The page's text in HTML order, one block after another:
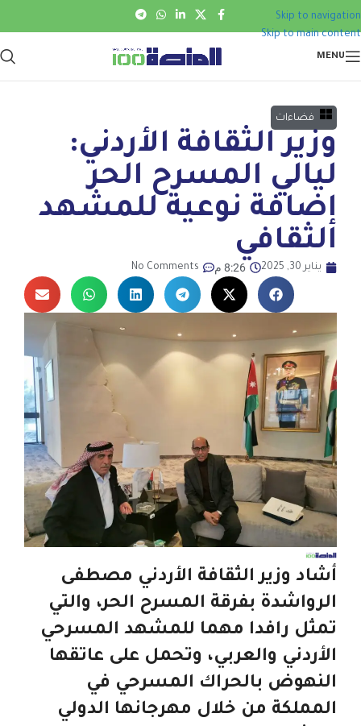
Skip to navigation
Skip to main content
MENU
فضاءات
وزير الثقافة الأردني:
ليالي المسرح الحر
إضافة نوعية للمشهد
الثقافي
يناير 30, 2025 8:26 م No Comments
أشاد وزير الثقافة الأردني مصطفى
الرواشدة بفرقة المسرح الحر، والتي
تمثل رافدا مهما للمشهد المسرحي
الأردني والعربي، وتحمل على عاتقها
النهوض بالحراك المسرحي في
المملكة من خلال مهرجانها الدولي